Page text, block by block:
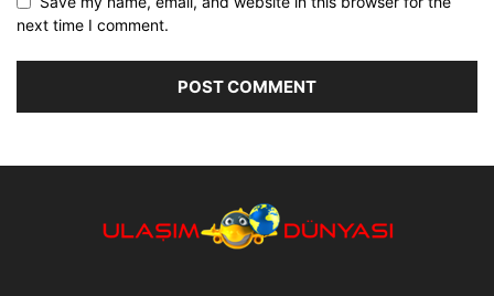
next time I comment.